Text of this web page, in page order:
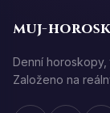
muj-
Denní
Založeno na